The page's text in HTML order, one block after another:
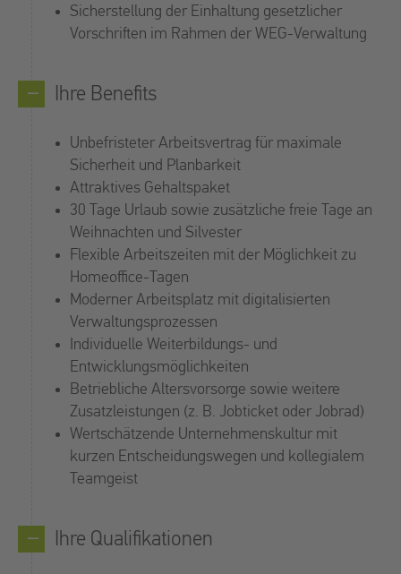
Sicherstellung der Einhaltung gesetzlicher
Vorschriften im Rahmen der WEG-Verwaltung
Ihre Benefits
Unbefristeter Arbeitsvertrag für maximale
Sicherheit und Planbarkeit
Attraktives Gehaltspaket
30 Tage Urlaub sowie zusätzliche freie Tage an
Weihnachten und Silvester
Flexible Arbeitszeiten mit der Möglichkeit zu
Homeoffice-Tagen
Moderner Arbeitsplatz mit digitalisierten
Verwaltungsprozessen
Individuelle Weiterbildungs- und
Entwicklungsmöglichkeiten
Betriebliche Altersvorsorge sowie weitere
Zusatzleistungen (z. B. Jobticket oder Jobrad)
Wertschätzende Unternehmenskultur mit
kurzen Entscheidungswegen und kollegialem
Teamgeist
Ihre Qualifikationen